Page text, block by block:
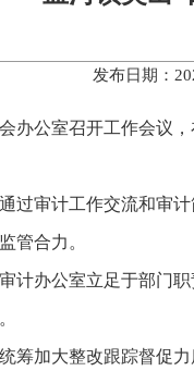
发布日期：
办公室召开工作会议
过审计工作交流和审
管合力。
计办公室立足于部门
筹加大整改跟踪督促